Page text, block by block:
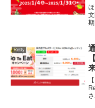
Retty